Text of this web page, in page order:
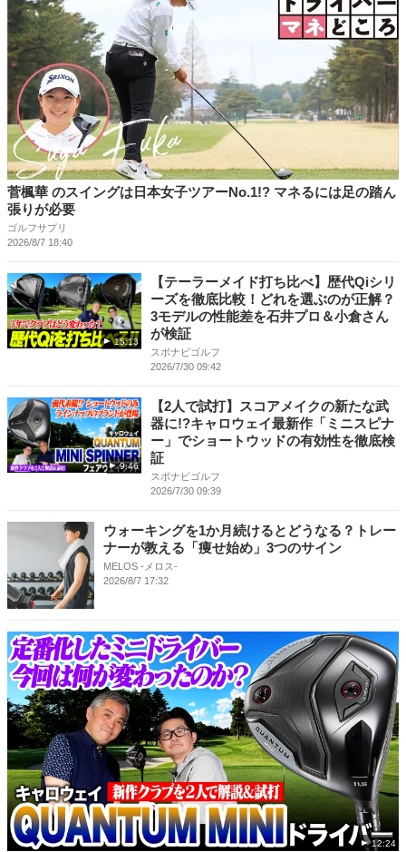
菅楓華 のスイングは日本女子ツアーNo.1!? マネるには足の踏ん
張りが必要
ゴルフサプリ
2026/8/7 18:40
15:13
【テーラーメイド打ち比べ】歴代Qiシリ
ーズを徹底比較！どれを選ぶのが正解？
3モデルの性能差を石井プロ＆小倉さん
が検証
スポナビゴルフ
2026/7/30 09:42
9:46
【2人で試打】スコアメイクの新たな武
器に!?キャロウェイ最新作「ミニスピナ
ー」でショートウッドの有効性を徹底検
証
スポナビゴルフ
2026/7/30 09:39
ウォーキングを1か月続けるとどうなる？トレー
ナーが教える「痩せ始め」3つのサイン
MELOS -メロス-
2026/8/7 17:32
12:24